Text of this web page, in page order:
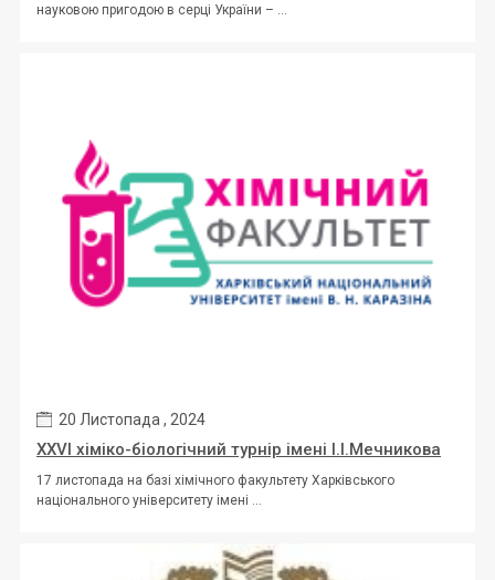
науковою пригодою в серці України – ...
20 Листопада , 2024
ХХVI хіміко-біологічний турнір імені І.І.Мечникова
17 листопада на базі хімічного факультету Харківського
національного університету імені ...